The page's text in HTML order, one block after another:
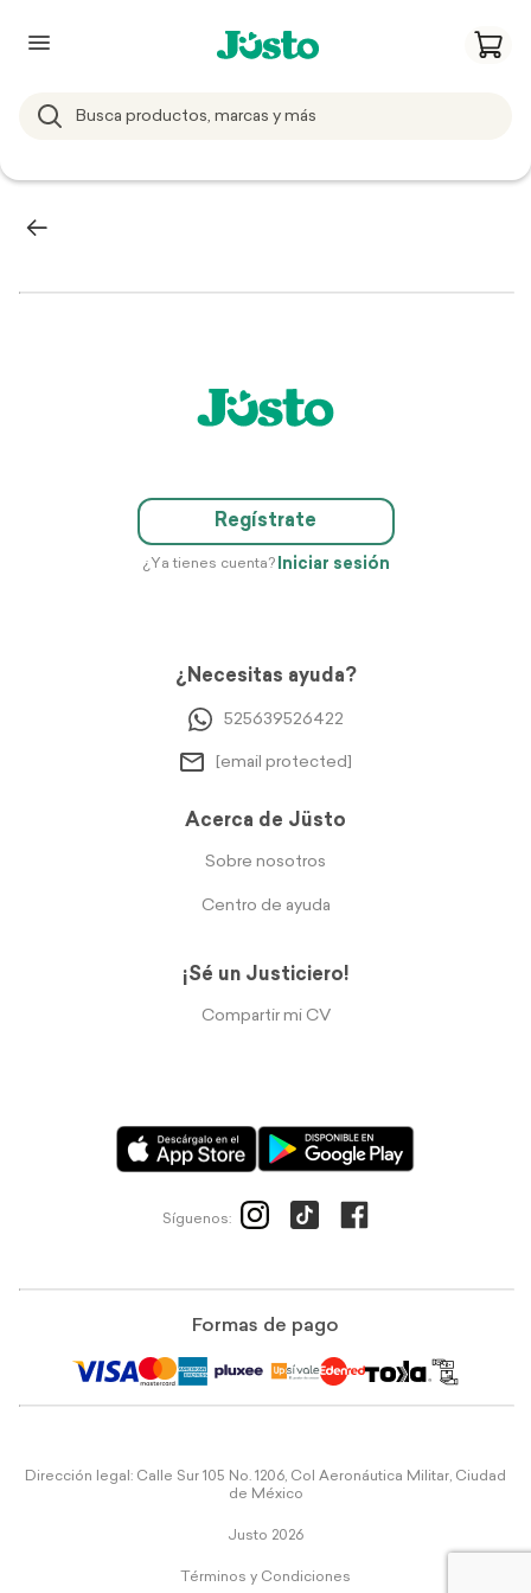
Regístrate
¿Ya tienes cuenta? Iniciar sesión
¿Necesitas ayuda?
525639526422
[email protected]
Acerca de Jüsto
Sobre nosotros
Centro de ayuda
¡Sé un Justiciero!
Compartir mi CV
Síguenos:
Formas de pago
Dirección legal: Calle Sur 105 No. 1206, Col Aeronáutica Militar, Ciudad
de México
Justo 2026
Términos y Condiciones